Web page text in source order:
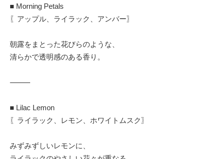
■ Morning Petals
〖アップル、ライラック、アンバー〗
朝露をまとった花びらのような、
清らかで透明感のある香り。
⸻
■ Lilac Lemon
〖ライラック、レモン、ホワイトムスク〗
みずみずしいレモンに、